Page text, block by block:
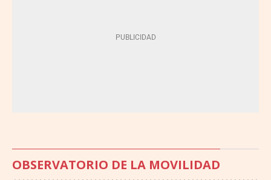
OBSERVATORIO DE LA MOVILIDAD